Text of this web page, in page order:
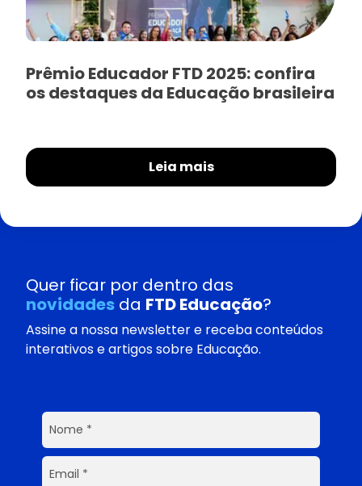
Prêmio Educador FTD 2025: confira
os destaques da Educação brasileira
Leia mais
Quer ficar por dentro das
novidades da FTD Educação?
Assine a nossa newsletter e receba conteúdos
interativos e artigos sobre Educação.